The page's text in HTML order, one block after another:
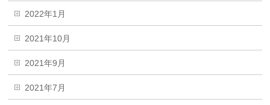
2022年1月
2021年10月
2021年9月
2021年7月